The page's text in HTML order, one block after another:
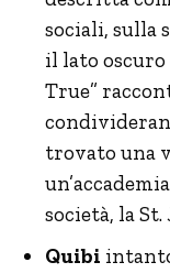
sociali, sulla
il lato oscuro
True”
trovato una
società, la
Quibi